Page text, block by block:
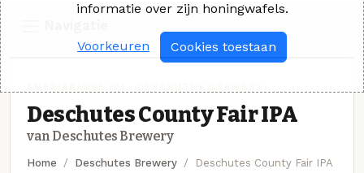
Deschutes County Fair IPA
van Deschutes Brewery
Home Deschutes Brewery Deschutes County Fair IPA
informatie over zijn honingwafels.
Voorkeuren Cookies toestaan